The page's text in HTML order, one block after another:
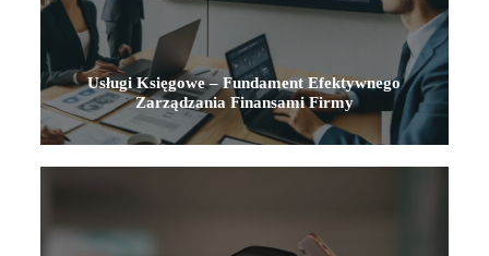
Usługi Księgowe – Fundament Efektywnego
Zarządzania Finansami Firmy